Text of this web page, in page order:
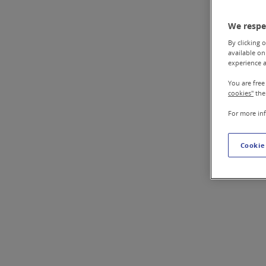
We
By clicking
available
experience
You are
cookies"
For more